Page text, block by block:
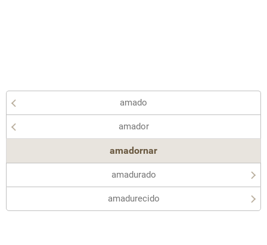
amado
amador
amadornar
amadurado
amadurecido